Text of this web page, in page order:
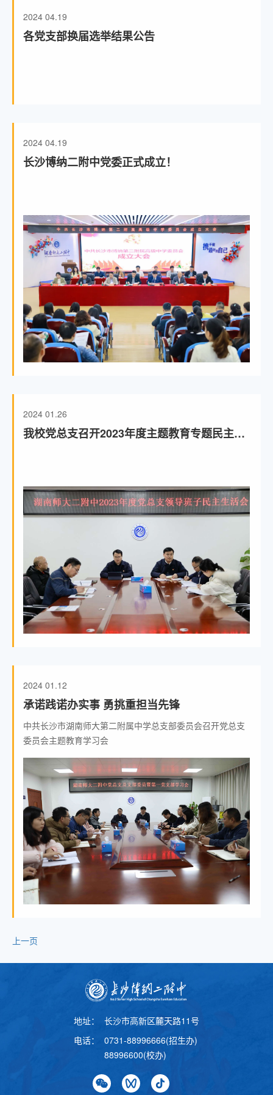
2024 04.19
各党支部换届选举结果公告
2024 04.19
长沙博纳二附中党委正式成立！
2024 01.26
我校党总支召开2023年度主题教育专题民主生
2024 01.12
承诺践诺办实事 勇挑重担当先锋
中共长沙市湖南师大第二附属中学总支部委员会召开党总支
委员会主题教育学习会
上一页
地址：
长沙市高新区麓天路11号
电话：
0731-88996666(招生办)
88996600(校办)